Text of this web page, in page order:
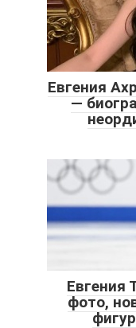
Евгения
―
Евгения
фото,